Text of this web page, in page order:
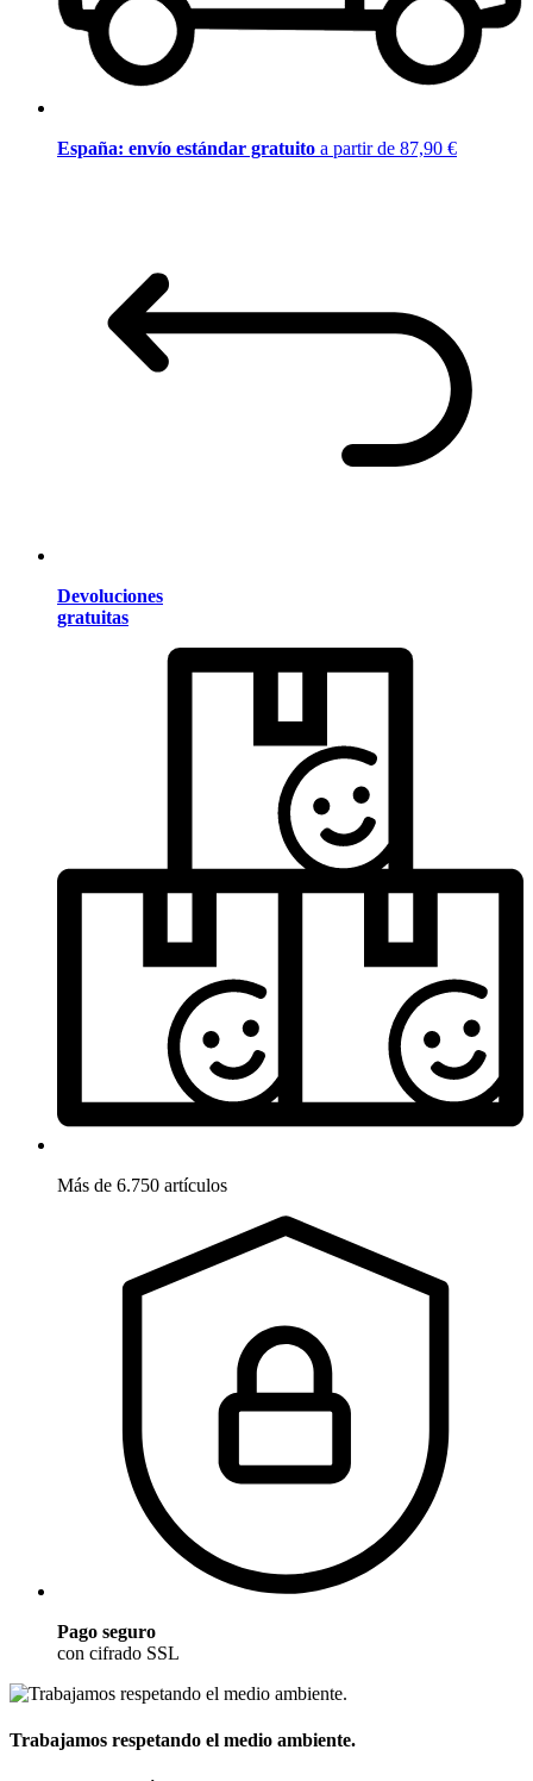
España: envío estándar gratuito a partir de 87,90 €
Devoluciones
gratuitas
Más de 6.750 artículos
Pago seguro
con cifrado SSL
Trabajamos respetando el medio ambiente.